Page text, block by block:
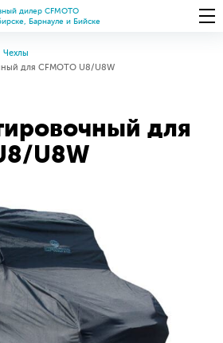
дилер CFMOTO
Барнауле и Бийске
Чехлы
для CFMOTO U8/U8W
для
U8W